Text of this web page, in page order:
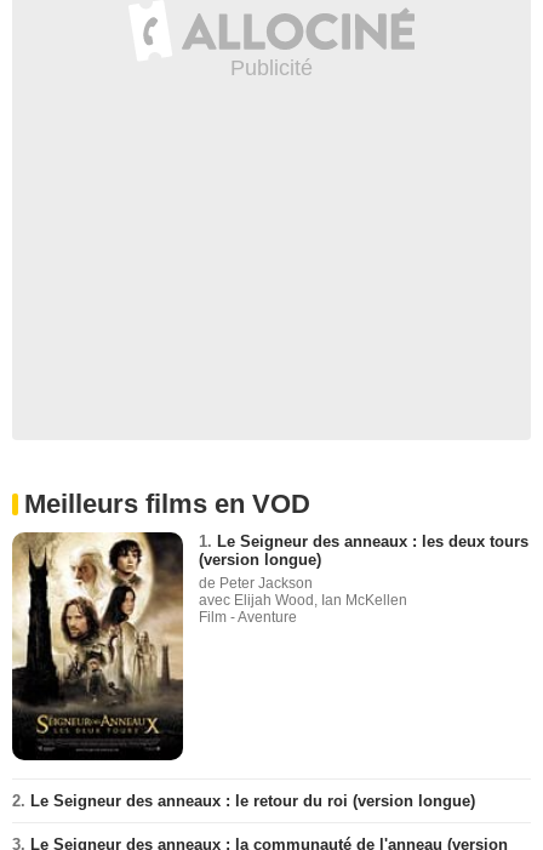
Meilleurs films en VOD
1. Le Seigneur des anneaux : les deux tours
(version longue)
de Peter Jackson
avec Elijah Wood, Ian McKellen
Film - Aventure
2. Le Seigneur des anneaux : le retour du roi (version longue)
3. Le Seigneur des anneaux : la communauté de l'anneau (version